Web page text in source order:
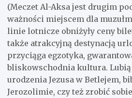
(Meczet Al-Aksa jest drugim
ważności miejscem dla
linie lotnicze obniżyły ceny
także atrakcyjną destynacją
przyciąga egzotyka,
bliskowschodnia kultura. Lubią
urodzenia Jezusa w Betlejem,
Jerozolimie, czy też zrobić